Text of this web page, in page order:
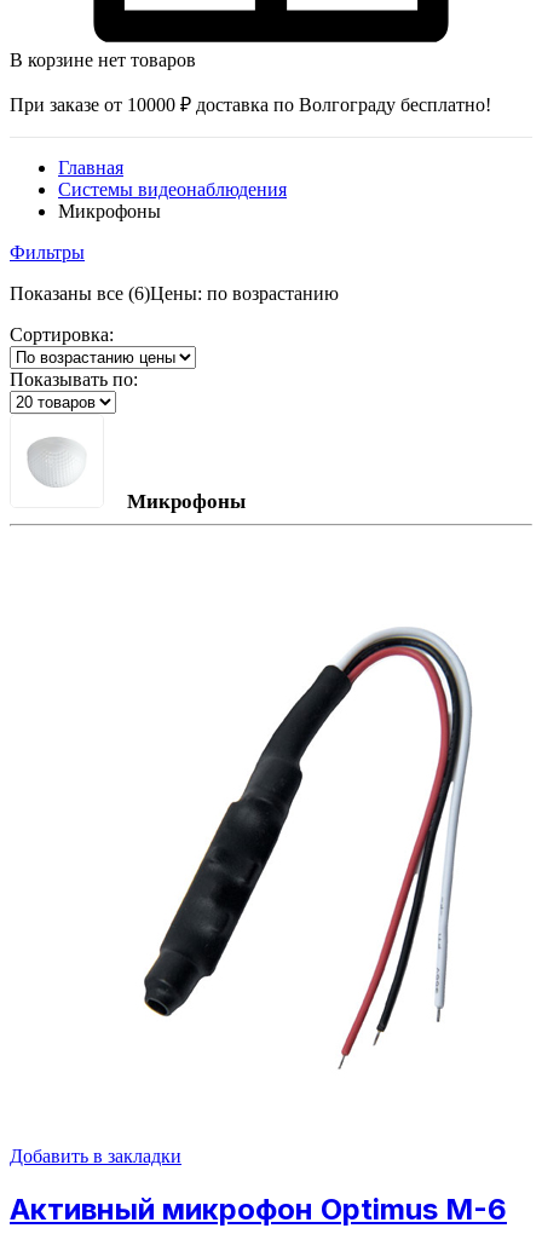
В корзине нет товаров
При заказе от 10000 ₽ доставка по Волгограду бесплатно!
Главная
Системы видеонаблюдения
Микрофоны
Фильтры
Показаны все (6)Цены: по возрастанию
Сортировка:
Показывать по:
Микрофоны
Добавить в закладки
Активный микрофон Optimus M-6